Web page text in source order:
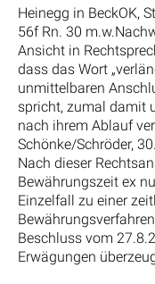
Heinegg in BeckOK,
56f Rn. 30
Ansicht in
dass das Wort
unmittelbaren
spricht, zumal damit
nach ihrem Ablauf
Schönke/Schröder,
Nach dieser
Bewährungszeit ex
Einzelfall zu einer
Beschluss vom
Erwägungen